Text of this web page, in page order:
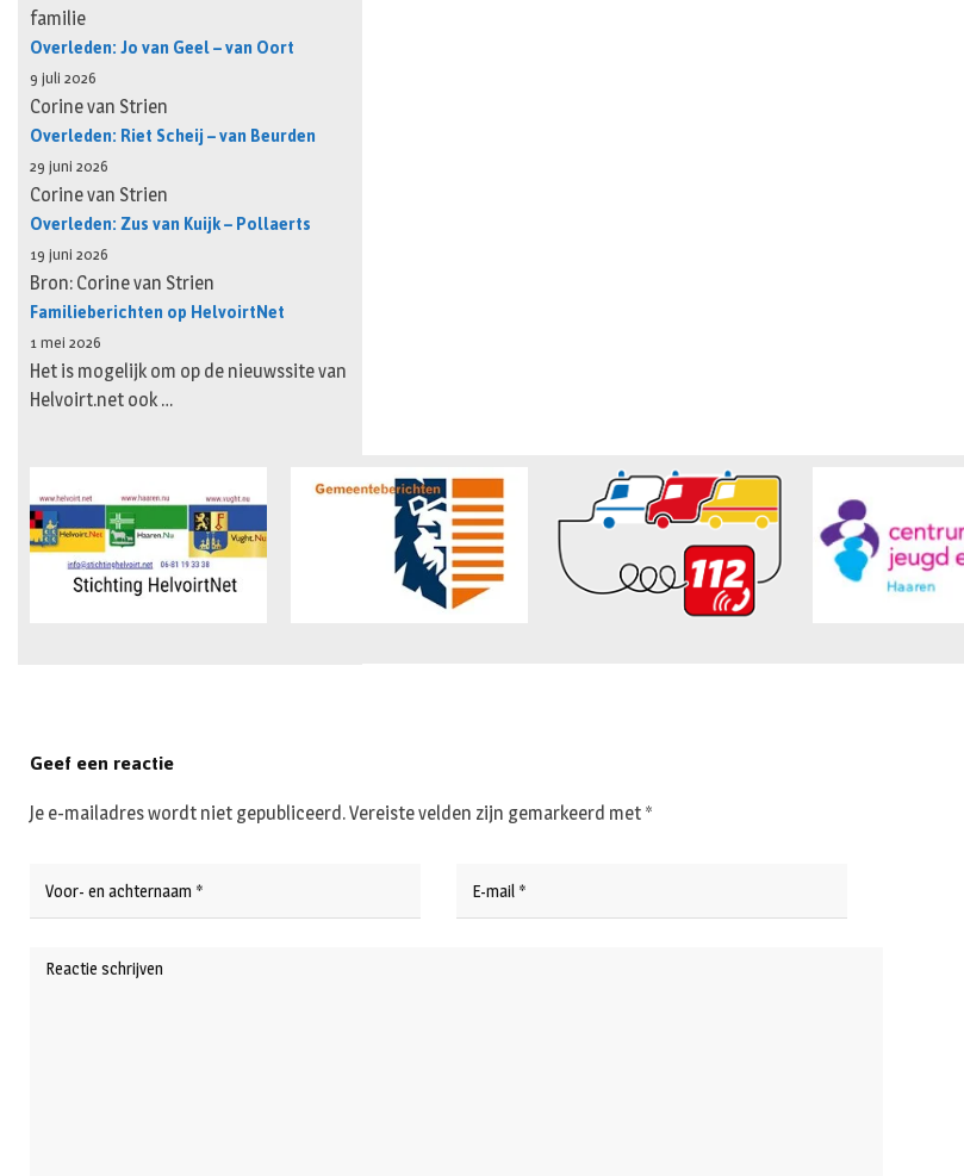
familie
Overleden: Jo van Geel – van Oort
9 juli 2026
Corine van Strien
Overleden: Riet Scheij – van Beurden
29 juni 2026
Corine van Strien
Overleden: Zus van Kuijk – Pollaerts
19 juni 2026
Bron: Corine van Strien
Familieberichten op HelvoirtNet
1 mei 2026
Het is mogelijk om op de nieuwssite van
Helvoirt.net ook …
Geef een reactie
Je e-mailadres wordt niet gepubliceerd.Vereiste velden zijn gemarkeerd met *